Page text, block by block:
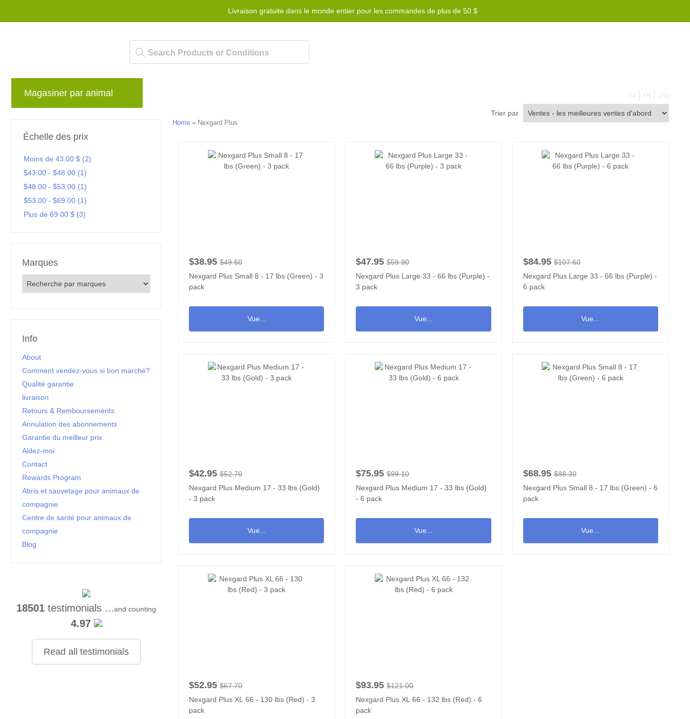
Livraison gratuite dans le monde entier pour les commandes de plus de 50 $
Magasiner par animal Go FR USD
Échelle des prix
Moins de 43.00 $ (2)
$43.00 - $48.00 (1)
$48.00 - $53.00 (1)
$53.00 - $69.00 (1)
Plus de 69.00 $ (3)
Marques
Info
About
Comment vendez-vous si bon marché?
Qualité garantie
livraison
Retours & Remboursements
Annulation des abonnements
Garantie du meilleur prix
Aidez-moi
Contact
Rewards Program
Abris et sauvetage pour animaux de
compagnie
Centre de santé pour animaux de
compagnie
Blog
18501 testimonials ...and counting
4.97
Read all testimonials
Home » Nexgard Plus
Trier par
$38.95 $49.60
Nexgard Plus Small 8 - 17 lbs (Green) - 3
pack
Vue...
$47.95 $59.90
Nexgard Plus Large 33 - 66 lbs (Purple) -
3 pack
Vue...
$84.95 $107.60
Nexgard Plus Large 33 - 66 lbs (Purple) -
6 pack
Vue...
$42.95 $52.70
Nexgard Plus Medium 17 - 33 lbs (Gold)
- 3 pack
Vue...
$75.95 $99.10
Nexgard Plus Medium 17 - 33 lbs (Gold)
- 6 pack
Vue...
$68.95 $88.30
Nexgard Plus Small 8 - 17 lbs (Green) - 6
pack
Vue...
$52.95 $67.70
Nexgard Plus XL 66 - 130 lbs (Red) - 3
pack
$93.95 $121.00
Nexgard Plus XL 66 - 132 lbs (Red) - 6
pack